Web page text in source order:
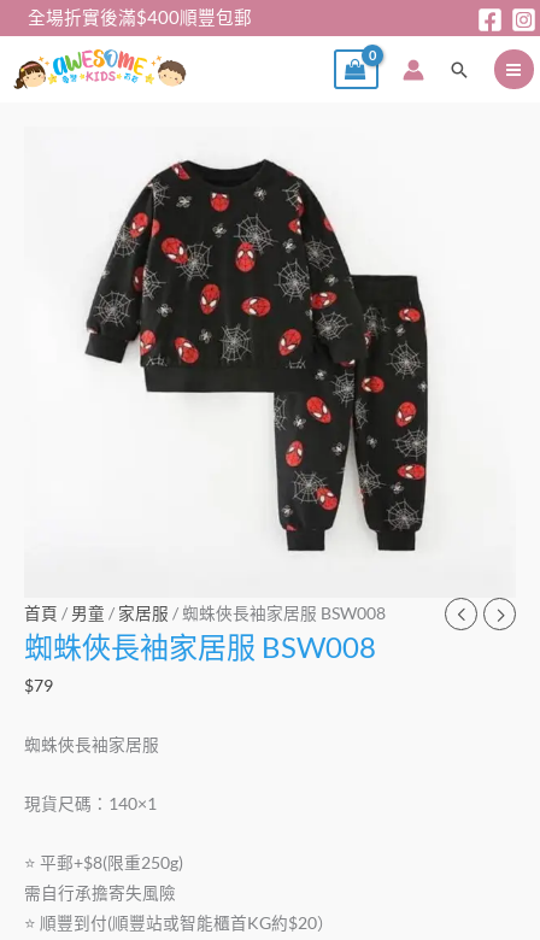
全場折實後滿$400順豐包郵
搜
首頁 / 男童 / 家居服 / 蜘蛛俠長袖家居服 BSW008
蜘蛛俠長袖家居服 BSW008
$79
蜘蛛俠長袖家居服
現貨尺碼：140×1
⭐️ 平郵+$8(限重250g)
需自行承擔寄失風險
⭐️ 順豐到付(順豐站或智能櫃首KG約$20）